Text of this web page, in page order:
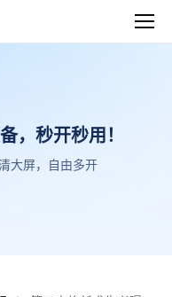
，秒开秒用！
大屏，自由多开